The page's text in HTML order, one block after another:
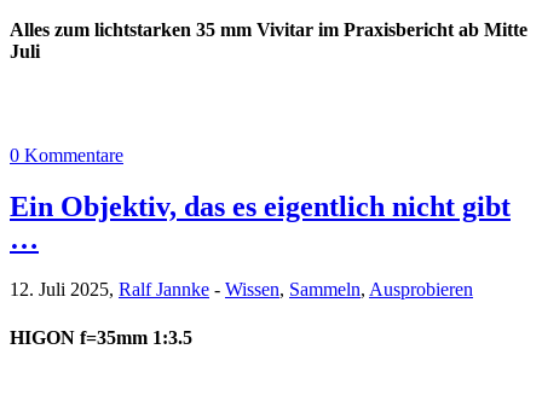
Alles zum lichtstarken 35 mm Vivitar im Praxisbericht ab Mitte
Juli
0 Kommentare
Ein Objektiv, das es eigentlich nicht gibt
…
12. Juli 2025, Ralf Jannke - Wissen, Sammeln, Ausprobieren
HIGON f=35mm 1:3.5